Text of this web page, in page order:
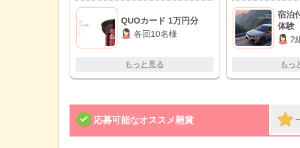
QUOカード 1万円分
各回10名様
もっと見る
宿泊
体験
2
もっ
応募可能なオススメ懸賞